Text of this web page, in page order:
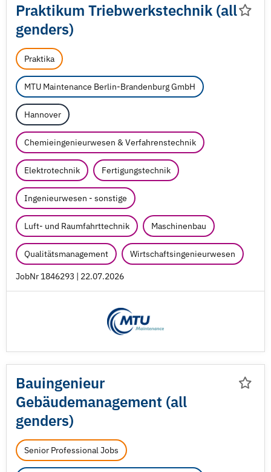
Praktikum Triebwerkstechnik (all
genders)
Praktika
MTU Maintenance Berlin-Brandenburg GmbH
Hannover
Chemieingenieurwesen & Verfahrenstechnik
Elektrotechnik Fertigungstechnik
Ingenieurwesen - sonstige
Luft- und Raumfahrttechnik Maschinenbau
Qualitätsmanagement Wirtschaftsingenieurwesen
JobNr 1846293 | 22.07.2026
Bauingenieur
Gebäudemanagement (all
genders)
Senior Professional Jobs